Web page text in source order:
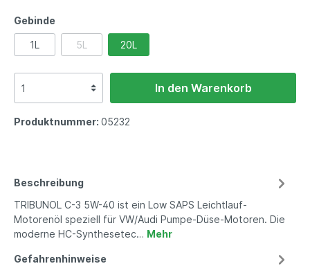
Gebinde
1L 5L 20L
In den Warenkorb
Produktnummer: 05232
Beschreibung
TRIBUNOL C-3 5W-40 ist ein Low SAPS Leichtlauf-
Motorenöl speziell für VW/Audi Pumpe-Düse-Motoren. Die
moderne HC-Synthesetec… Mehr
Gefahrenhinweise